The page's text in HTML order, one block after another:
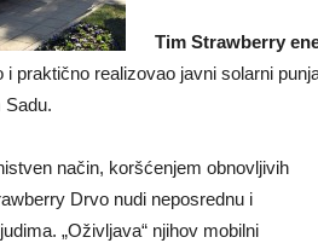
Tim Strawberry
i praktično realizovao javni solarni
Sadu.
način, koršćenjem obnovljivih
Drvo nudi neposrednu i
„Oživljava“ njihov mobilni